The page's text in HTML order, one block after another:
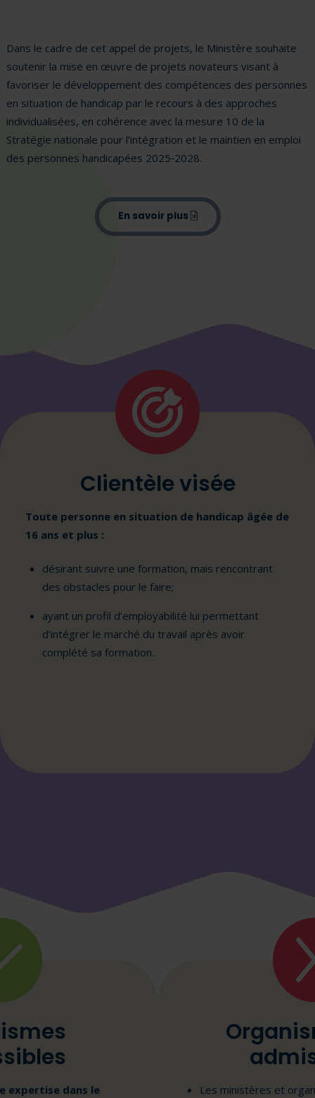
Dans le cadre de cet appel de projets, le Ministère souhaite
soutenir la mise en œuvre de projets novateurs visant à
favoriser le développement des compétences des personnes
en situation de handicap par le recours à des approches
individualisées, en cohérence avec la mesure 10 de la
Stratégie nationale pour l’intégration et le maintien en emploi
des personnes handicapées 2025‑2028.
En savoir plus (pdf)
Clientèle visée
Toute personne en situation de handicap âgée de
16 ans et plus :
désirant suivre une formation, mais rencontrant
des obstacles pour le faire;
ayant un profil d’employabilité lui permettant
d’intégrer le marché du travail après avoir
complété sa formation.
expertise dans le
Les ministères et